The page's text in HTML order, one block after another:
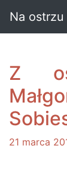
Na
Z
21 marca